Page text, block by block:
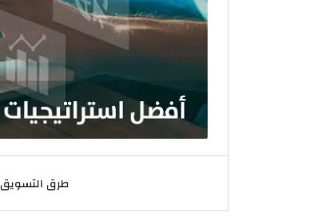
طرق التسويق